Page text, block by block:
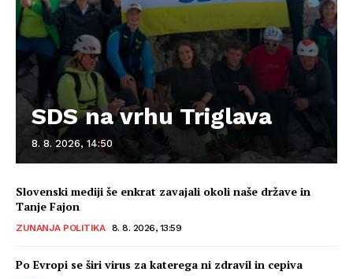
SDS na vrhu Triglava
8. 8. 2026, 14:50
Slovenski mediji še enkrat zavajali okoli naše države in
Tanje Fajon
ZUNANJA POLITIKA 8. 8. 2026, 13:59
Po Evropi se širi virus za katerega ni zdravil in cepiva